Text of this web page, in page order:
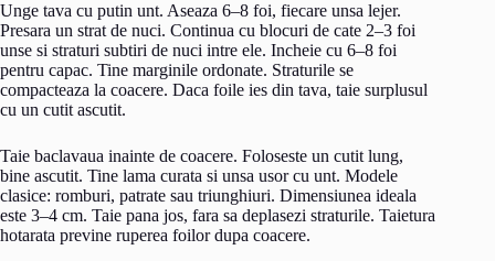
Unge tava cu putin unt. Aseaza 6–8 foi, fiecare unsa lejer.
Presara un strat de nuci. Continua cu blocuri de cate 2–3 foi
unse si straturi subtiri de nuci intre ele. Incheie cu 6–8 foi
pentru capac. Tine marginile ordonate. Straturile se
compacteaza la coacere. Daca foile ies din tava, taie surplusul
cu un cutit ascutit.
Taie baclavaua inainte de coacere. Foloseste un cutit lung,
bine ascutit. Tine lama curata si unsa usor cu unt. Modele
clasice: romburi, patrate sau triunghiuri. Dimensiunea ideala
este 3–4 cm. Taie pana jos, fara sa deplasezi straturile. Taietura
hotarata previne ruperea foilor dupa coacere.